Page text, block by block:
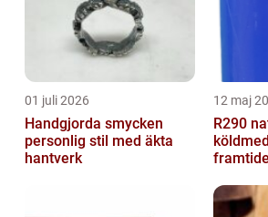
01 juli 2026
Handgjorda smycken
personlig stil med äkta
hantverk
12 maj
R290 naturligt